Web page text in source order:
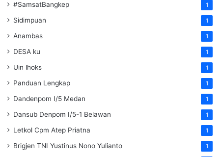
#SamsatBangkep 1
Sidimpuan 1
Anambas 1
DESA ku 1
Uin lhoks 1
Panduan Lengkap 1
Dandenpom I/5 Medan 1
Dansub Denpom I/5-1 Belawan 1
Letkol Cpm Atep Priatna 1
Brigjen TNI Yustinus Nono Yulianto 1